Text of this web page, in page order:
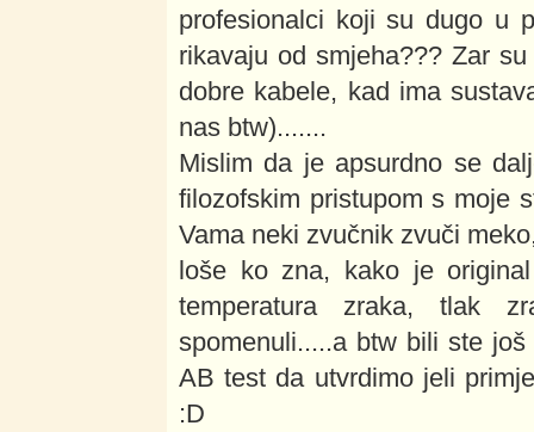
profesionalci koji su dugo u
rikavaju od smjeha??? Zar
dobre kabele, kad ima
nas btw).......
Mislim da je apsurdno se
filozofskim pristupom s moje
Vama neki zvučnik zvuči
loše ko zna, kako je
temperatura zraka, tlak
spomenuli.....a btw bili ste
AB test da utvrdimo jeli
:D